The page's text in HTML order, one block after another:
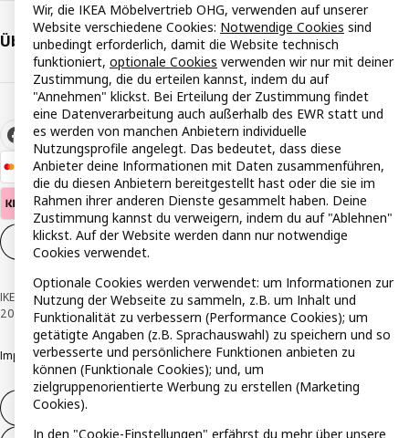
Über IKEA
Cookie-Einstellungen DE
IKEA Österreich - Südring, 2334 Vösendorf © Inter IKEA Systems B.V. 1999-
2026
ImpressumDatenschutzerklärungCookie RichtlinieResponsible Disclosure
Widerruf / Rückgabe
Wir, die IKEA Möbelvertrieb OHG, verwenden auf unserer
Website verschiedene Cookies: Notwendige Cookies sind
unbedingt erforderlich, damit die Website technisch
funktioniert, optionale Cookies verwenden wir nur mit deiner
Zustimmung, die du erteilen kannst, indem du auf
"Annehmen" klickst. Bei Erteilung der Zustimmung findet
eine Datenverarbeitung auch außerhalb des EWR statt und
es werden von manchen Anbietern individuelle
Nutzungsprofile angelegt. Das bedeutet, dass diese
Anbieter deine Informationen mit Daten zusammenführen,
die du diesen Anbietern bereitgestellt hast oder die sie im
Rahmen ihrer anderen Dienste gesammelt haben. Deine
Zustimmung kannst du verweigern, indem du auf "Ablehnen"
klickst. Auf der Website werden dann nur notwendige
Cookies verwendet.
Optionale Cookies werden verwendet: um Informationen zur
Nutzung der Webseite zu sammeln, z.B. um Inhalt und
Funktionalität zu verbessern (Performance Cookies); um
getätigte Angaben (z.B. Sprachauswahl) zu speichern und so
verbesserte und persönlichere Funktionen anbieten zu
können (Funktionale Cookies); und, um
zielgruppenorientierte Werbung zu erstellen (Marketing
Cookies).
In den "Cookie-Einstellungen" erfährst du mehr über unsere